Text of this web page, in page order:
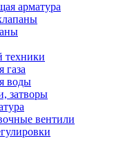
арматура
техники
газа
воды
затворы
вентили